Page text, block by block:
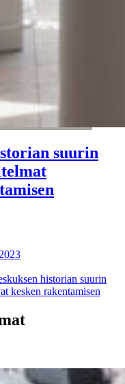
suurin
historian suurin
kesken rakentamisen